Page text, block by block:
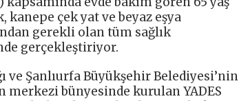
çek yat ve beyaz eşya
gerekli olan tüm sağlık
gerçekleştiriyor.
ve Şanlıurfa Büyükşehir Belediyesi’nin
bünyesinde kurulan YADES